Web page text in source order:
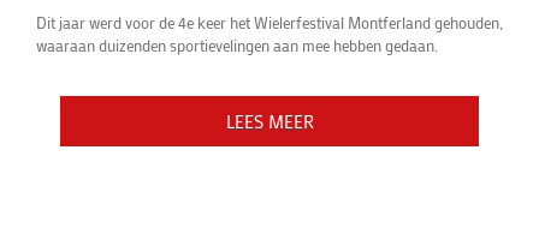
LEES MEER
LEES MEER
LEES MEER
LEES MEER
Dit jaar werd voor de 4e keer het Wielerfestival Montferland gehouden,
waaraan duizenden sportievelingen aan mee hebben gedaan.